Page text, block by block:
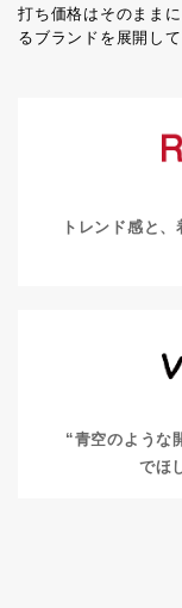
打ち価格はそのまま
るブランドを展開して
トレンド感と、
“青空のような
でほ